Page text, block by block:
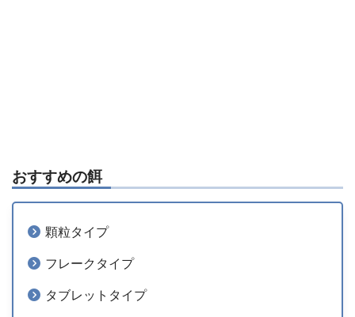
おすすめの餌
顆粒タイプ
フレークタイプ
タブレットタイプ